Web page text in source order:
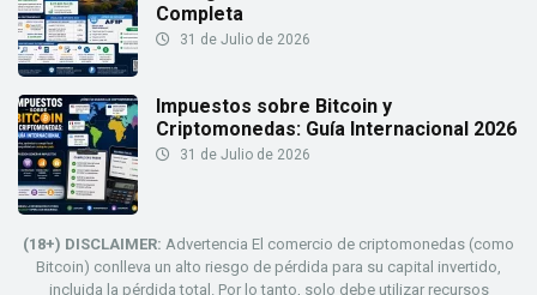
Completa
31 de Julio de 2026
Impuestos sobre Bitcoin y
Criptomonedas: Guía Internacional 2026
31 de Julio de 2026
(18+) DISCLAIMER: Advertencia El comercio de criptomonedas (como
Bitcoin) conlleva un alto riesgo de pérdida para su capital invertido,
incluida la pérdida total. Por lo tanto, solo debe utilizar recursos